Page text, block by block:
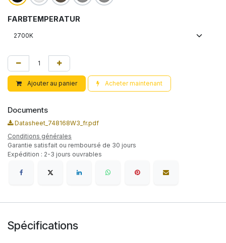
FARBTEMPERATUR
Ajouter au panier Acheter maintenant
Documents
Datasheet_748168W3_fr.pdf
Conditions générales
Garantie satisfait ou remboursé de 30 jours
Expédition : 2-3 jours ouvrables
Spécifications